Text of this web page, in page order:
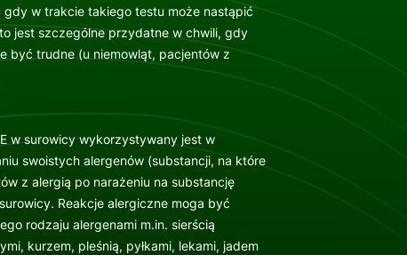
w trakcie takiego testu może nastąpić
jest szczególne przydatne w chwili, gdy
być trudne (u niemowląt, pacjentów z
w surowicy wykorzystywany jest w
swoistych alergenów (substancji, na które
z alergią po narażeniu na substancję
Reakcje alergiczne moga być
rodzaju alergenami m.in. sierścią
kurzem, pleśnią, pyłkami, lekami, jadem